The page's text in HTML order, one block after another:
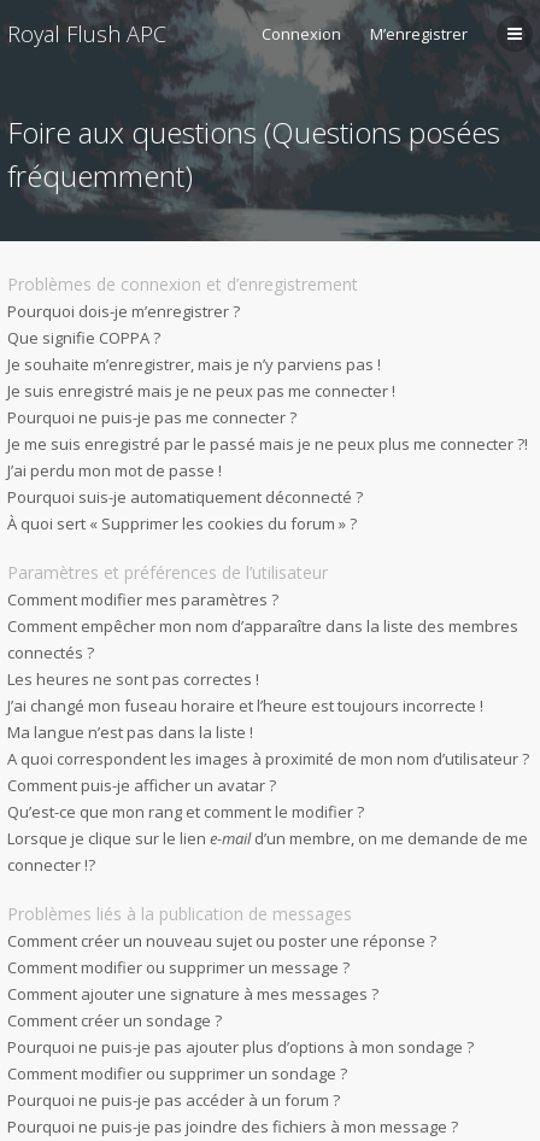
Royal Flush APC Connexion M’enregistrer
Foire aux questions (Questions posées
fréquemment)
Problèmes de connexion et d’enregistrement
Pourquoi dois-je m’enregistrer ?
Que signifie COPPA ?
Je souhaite m’enregistrer, mais je n’y parviens pas !
Je suis enregistré mais je ne peux pas me connecter !
Pourquoi ne puis-je pas me connecter ?
Je me suis enregistré par le passé mais je ne peux plus me connecter ?!
J’ai perdu mon mot de passe !
Pourquoi suis-je automatiquement déconnecté ?
À quoi sert « Supprimer les cookies du forum » ?
Paramètres et préférences de l’utilisateur
Comment modifier mes paramètres ?
Comment empêcher mon nom d’apparaître dans la liste des membres
connectés ?
Les heures ne sont pas correctes !
J’ai changé mon fuseau horaire et l’heure est toujours incorrecte !
Ma langue n’est pas dans la liste !
A quoi correspondent les images à proximité de mon nom d’utilisateur ?
Comment puis-je afficher un avatar ?
Qu’est-ce que mon rang et comment le modifier ?
Lorsque je clique sur le lien e-maild’un membre, on me demande de me
connecter !?
Problèmes liés à la publication de messages
Comment créer un nouveau sujet ou poster une réponse ?
Comment modifier ou supprimer un message ?
Comment ajouter une signature à mes messages ?
Comment créer un sondage ?
Pourquoi ne puis-je pas ajouter plus d’options à mon sondage ?
Comment modifier ou supprimer un sondage ?
Pourquoi ne puis-je pas accéder à un forum ?
Pourquoi ne puis-je pas joindre des fichiers à mon message ?